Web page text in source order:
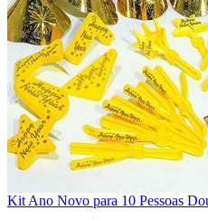
Kit Ano Novo para 10 Pessoas